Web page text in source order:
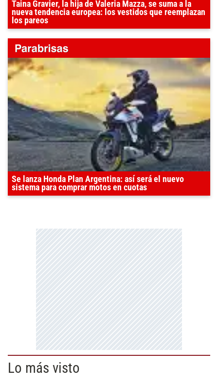
Taina Gravier, la hija de Valeria Mazza, se suma a la
nueva tendencia europea: los vestidos que reemplazan
los pareos
Se lanza Honda Plan Argentina: así será el nuevo
sistema para comprar motos en cuotas
Lo más visto